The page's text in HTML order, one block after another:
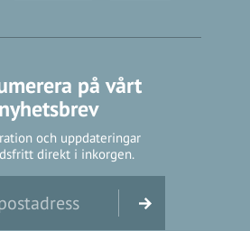
på vårt
nyhetsbrev
och uppdateringar
direkt i inkorgen.